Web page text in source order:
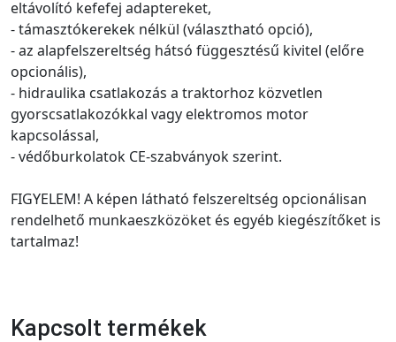
eltávolító kefefej adaptereket,
- támasztókerekek nélkül (választható opció),
- az alapfelszereltség hátsó függesztésű kivitel (előre
opcionális),
- hidraulika csatlakozás a traktorhoz közvetlen
gyorscsatlakozókkal vagy elektromos motor
kapcsolással,
- védőburkolatok CE-szabványok szerint.
FIGYELEM! A képen látható felszereltség opcionálisan
rendelhető munkaeszközöket és egyéb kiegészítőket is
tartalmaz!
Kapcsolt termékek